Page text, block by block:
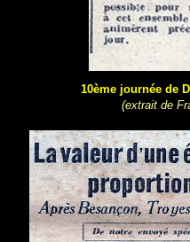
10ème journée de
(extrait de